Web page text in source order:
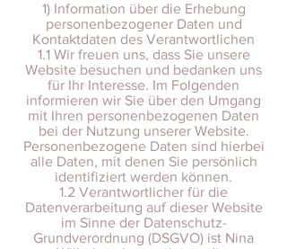
1) Information über die Erhebung
personenbezogener Daten und
Kontaktdaten des Verantwortlichen
1.1 Wir freuen uns, dass Sie unsere
Website besuchen und bedanken uns
für Ihr Interesse. Im Folgenden
informieren wir Sie über den Umgang
mit Ihren personenbezogenen Daten
bei der Nutzung unserer Website.
Personenbezogene Daten sind hierbei
alle Daten, mit denen Sie persönlich
identifiziert werden können.
1.2 Verantwortlicher für die
Datenverarbeitung auf dieser Website
im Sinne der Datenschutz-
Grundverordnung (DSGVO) ist Nina